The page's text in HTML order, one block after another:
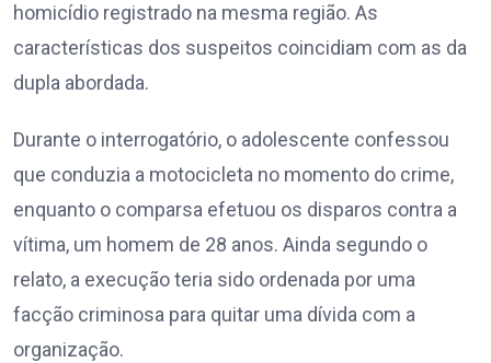
homicídio registrado na mesma região. As
características dos suspeitos coincidiam com as da
dupla abordada.
Durante o interrogatório, o adolescente confessou
que conduzia a motocicleta no momento do crime,
enquanto o comparsa efetuou os disparos contra a
vítima, um homem de 28 anos. Ainda segundo o
relato, a execução teria sido ordenada por uma
facção criminosa para quitar uma dívida com a
organização.